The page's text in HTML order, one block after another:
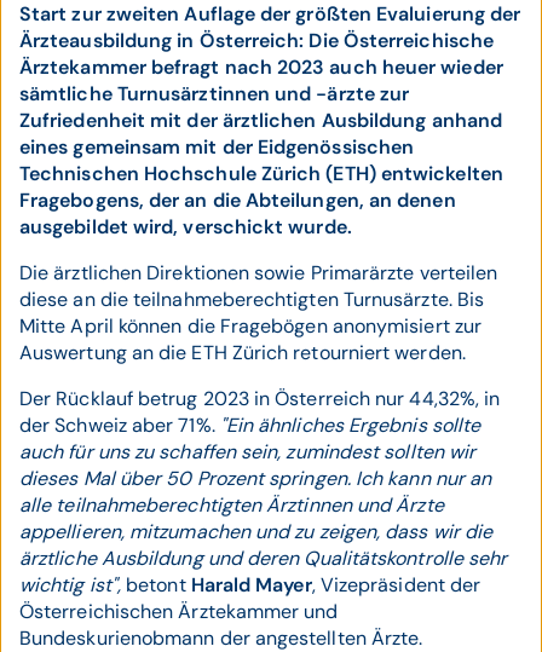
Start zur zweiten Auflage der größten Evaluierung der
Ärzteausbildung in Österreich: Die Österreichische
Ärztekammer befragt nach 2023 auch heuer wieder
sämtliche Turnusärztinnen und -ärzte zur
Zufriedenheit mit der ärztlichen Ausbildung anhand
eines gemeinsam mit der Eidgenössischen
Technischen Hochschule Zürich (ETH) entwickelten
Fragebogens, der an die Abteilungen, an denen
ausgebildet wird, verschickt wurde.
Die ärztlichen Direktionen sowie Primarärzte verteilen
diese an die teilnahmeberechtigten Turnusärzte. Bis
Mitte April können die Fragebögen anonymisiert zur
Auswertung an die ETH Zürich retourniert werden.
Der Rücklauf betrug 2023 in Österreich nur 44,32%, in
der Schweiz aber 71%. "Ein ähnliches Ergebnis sollte
auch für uns zu schaffen sein, zumindest sollten wir
dieses Mal über 50 Prozent springen. Ich kann nur an
alle teilnahmeberechtigten Ärztinnen und Ärzte
appellieren, mitzumachen und zu zeigen, dass wir die
ärztliche Ausbildung und deren Qualitätskontrolle sehr
wichtig ist", betont Harald Mayer, Vizepräsident der
Österreichischen Ärztekammer und
Bundeskurienobmann der angestellten Ärzte.